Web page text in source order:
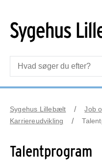
Sygehus Lillebælt
Job
Karriereudvikling
Talentprogram